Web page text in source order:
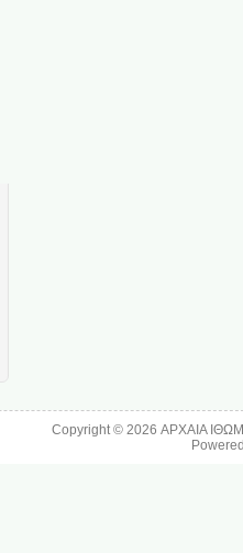
Copyright © 2026ΑΡΧΑΙΑ